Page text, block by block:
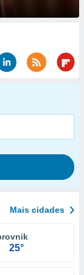
Mais cidades
25°